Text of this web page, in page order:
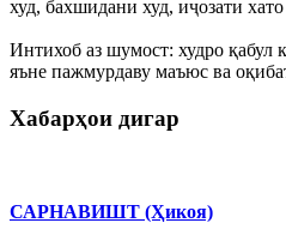
худ, бахшидани худ, иҷозати
Интихоб аз шумост: худро қабул
яъне пажмурдаву маъюс ва
Хабарҳои дигар
САРНАВИШТ (Ҳикоя)